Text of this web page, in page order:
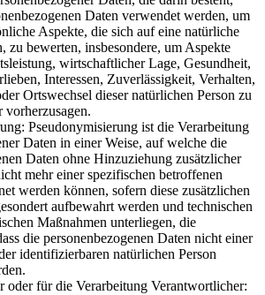
Daten verwendet werden, um
Aspekte, die sich auf eine natürliche
zu bewerten, insbesondere, um Aspekte
wirtschaftlicher Lage, Gesundheit,
Interessen, Zuverlässigkeit, Verhalten,
Ortswechsel dieser natürlichen Person zu
vorherzusagen.
Pseudonymisierung ist die Verarbeitung
Daten in einer Weise, auf welche die
Daten ohne Hinzuziehung zusätzlicher
mehr einer spezifischen betroffenen
werden können, sofern diese zusätzlichen
aufbewahrt werden und technischen
Maßnahmen unterliegen, die
die personenbezogenen Daten nicht einer
identifizierbaren natürlichen Person
oder für die Verarbeitung Verantwortlicher: